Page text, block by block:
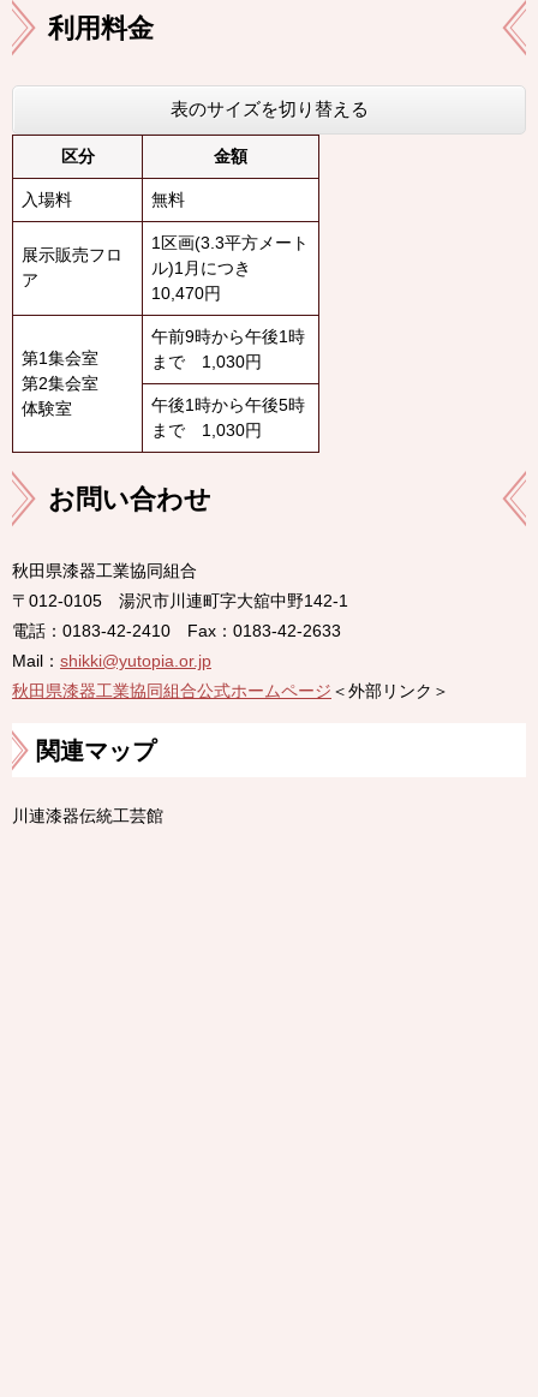
利用料金
表のサイズを切り替える
区分 金額
入場料 無料
展示販売フロ
ア
1区画(3.3平方メート
ル)1月につき
10,470円
第1集会室
第2集会室
体験室
午前9時から午後1時
まで 1,030円
午後1時から午後5時
まで 1,030円
お問い合わせ
秋田県漆器工業協同組合
〒012-0105 湯沢市川連町字大舘中野142-1
電話：0183-42-2410 Fax：0183-42-2633
Mail： shikki@yutopia.or.jp
​秋田県漆器工業協同組合公式ホームページ ＜外部リンク＞
関連マップ
川連漆器伝統工芸館